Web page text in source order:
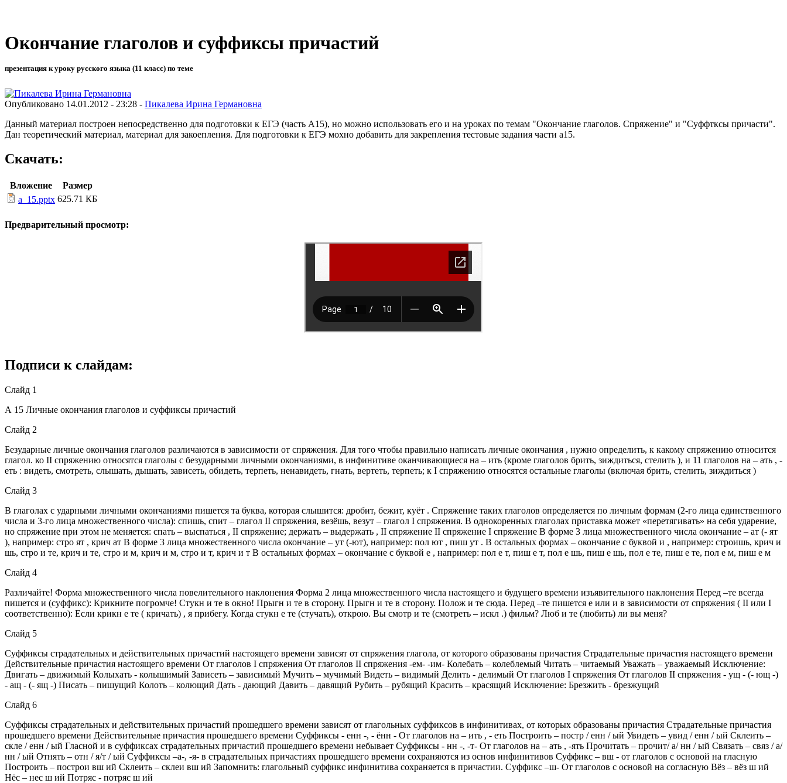
Окончание глаголов и суффиксы причастий
презентация к уроку русского языка (11 класс) по теме
Опубликовано 14.01.2012 - 23:28 - Пикалева Ирина Германовна
Данный материал построен непосредственно для подготовки к ЕГЭ (часть А15), но можно использовать его и на уроках по темам "Окончание глаголов. Спряжение" и "Суффтксы причасти".
Дан теоретический материал, материал для закоепления. Для подготовки к ЕГЭ мохно добавить для закрепления тестовые задания части а15.
Скачать:
Вложение
Размер
a_15.pptx 625.71 КБ
Предварительный просмотр:
Подписи к слайдам:
Слайд 1
А 15 Личные окончания глаголов и суффиксы причастий
Слайд 2
Безударные личные окончания глаголов различаются в зависимости от спряжения. Для того чтобы правильно написать личные окончания , нужно определить, к какому спряжению относится
глагол. ко II спряжению относятся глаголы с безударными личными окончаниями, в инфинитиве оканчивающиеся на – ить (кроме глаголов брить, зиждиться, стелить ), и 11 глаголов на – ать , -
еть : видеть, смотреть, слышать, дышать, зависеть, обидеть, терпеть, ненавидеть, гнать, вертеть, терпеть; к I спряжению относятся остальные глаголы (включая брить, стелить, зиждиться )
Слайд 3
В глаголах с ударными личными окончаниями пишется та буква, которая слышится: дробит, бежит, куёт . Спряжение таких глаголов определяется по личным формам (2-го лица единственного
числа и 3-го лица множественного числа): спишь, спит – глагол II спряжения, везёшь, везут – глагол I спряжения. В однокоренных глаголах приставка может «перетягивать» на себя ударение,
но спряжение при этом не меняется: спать – выспаться , II спряжение; держать – выдержать , II спряжение II спряжение I спряжение В форме 3 лица множественного числа окончание – ат (- ят
), например: стро ят , крич ат В форме 3 лица множественного числа окончание – ут (-ют), например: пол ют , пиш ут . В остальных формах – окончание с буквой и , например: строишь, крич и
шь, стро и те, крич и те, стро и м, крич и м, стро и т, крич и т В остальных формах – окончание с буквой е , например: пол е т, пиш е т, пол е шь, пиш е шь, пол е те, пиш е те, пол е м, пиш е м
Слайд 4
Различайте! Форма множественного числа повелительного наклонения Форма 2 лица множественного числа настоящего и будущего времени изъявительного наклонения Перед –те всегда
пишется и (суффикс): Крикните погромче! Стукн и те в окно! Прыгн и те в сторону. Прыгн и те в сторону. Полож и те сюда. Перед –те пишется е или и в зависимости от спряжения ( II или I
соответственно): Если крикн е те ( кричать) , я прибегу. Когда стукн е те (стучать), открою. Вы смотр и те (смотреть – искл .) фильм? Люб и те (любить) ли вы меня?
Слайд 5
Суффиксы страдательных и действительных причастий настоящего времени зависят от спряжения глагола, от которого образованы причастия Страдательные причастия настоящего времени
Действительные причастия настоящего времени От глаголов I спряжения От глаголов II спряжения -ем- -им- Колебать – колеблемый Читать – читаемый Уважать – уважаемый Исключение:
Двигать – движимый Колыхать - колышимый Зависеть – зависимый Мучить – мучимый Видеть – видимый Делить - делимый От глаголов I спряжения От глаголов II спряжения - ущ - (- ющ -)
- ащ - (- ящ -) Писать – пишущий Колоть – колющий Дать - дающий Давить – давящий Рубить – рубящий Красить – красящий Исключение: Брезжить - брезжущий
Слайд 6
Суффиксы страдательных и действительных причастий прошедшего времени зависят от глагольных суффиксов в инфинитивах, от которых образованы причастия Страдательные причастия
прошедшего времени Действительные причастия прошедшего времени Суффиксы - енн -, - ённ - От глаголов на – ить , - еть Построить – постр / енн / ый Увидеть – увид / енн / ый Склеить –
скле / енн / ый Гласной и в суффиксах страдательных причастий прошедшего времени небывает Суффиксы - нн -, -т- От глаголов на – ать , -ять Прочитать – прочит/ а/ нн / ый Связать – связ / а/
нн / ый Отнять – отн / я/т / ый Суффиксы –а-, -я- в страдательных причастиях прошедшего времени сохраняются из основ инфинитивов Суффикс – вш - от глаголов с основой на гласную
Построить – построи вш ий Склеить – склеи вш ий Запомнить: глагольный суффикс инфинитива сохраняется в причастии. Суффикс –ш- От глаголов с основой на согласную Вёз – вёз ш ий
Нёс – нес ш ий Потряс - потряс ш ий